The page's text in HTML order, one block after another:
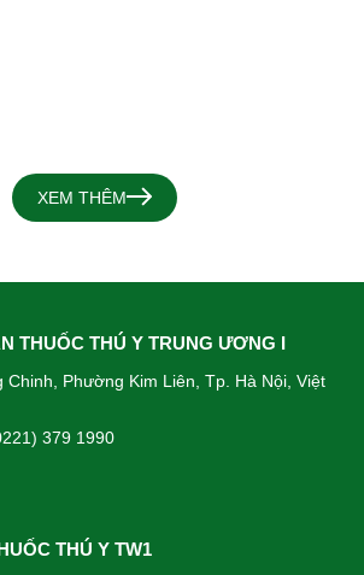
XEM THÊM
THUỐC THÚ Y TRUNG ƯƠNG I
Phường Kim Liên, Tp. Hà Nội, Việt
379 1990
THÚ Y TW1